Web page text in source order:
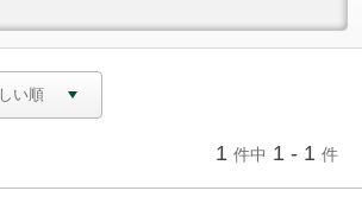
1 件中 1 - 1 件